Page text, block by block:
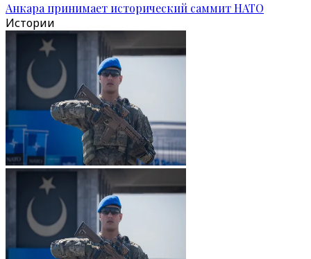
Анкара принимает исторический саммит НАТО
Истории